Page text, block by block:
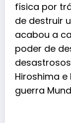
física por
de destruir
acabou a
poder de
Hiroshima
guerra